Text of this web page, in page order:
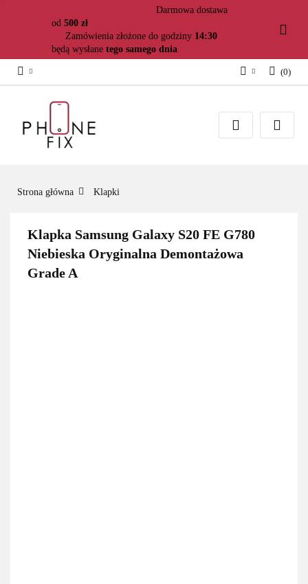
Darmowa dostawa
od 500 zł
Zamówienia złożone do godziny 14:30
będą wysłane tego samego dnia
Załóż konto
(0)
Strona główna Klapki
Klapka Samsung Galaxy S20 FE G780
Niebieska Oryginalna Demontażowa
Grade A